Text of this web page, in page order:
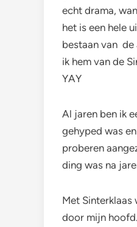
echt drama,
het is een hele
bestaan van de
ik hem van de
YAY
Al jaren ben ik
gehyped was
proberen
ding was na
Met Sinterklaas
door mijn